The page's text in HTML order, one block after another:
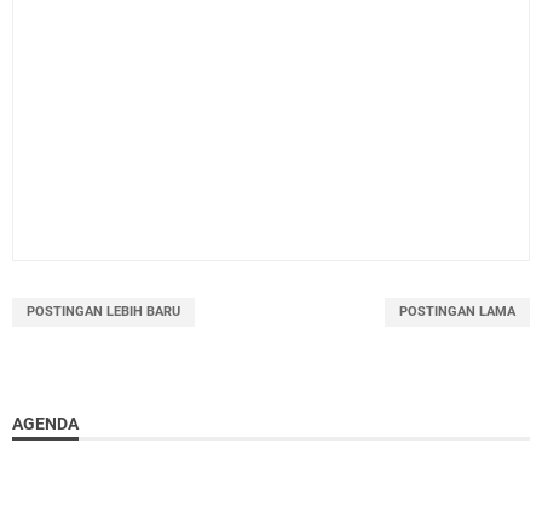
POSTINGAN LEBIH BARU POSTINGAN LAMA
AGENDA